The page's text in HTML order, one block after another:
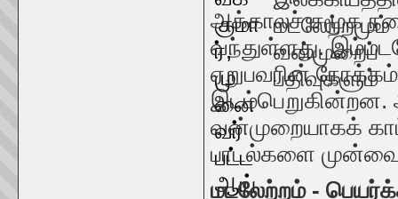
அக்காலச் சமூக
வந்துள்ளது.
ஏறுபவரின்
வன்முறையாகக்
பாடல்களை
மடலேற்றம் -